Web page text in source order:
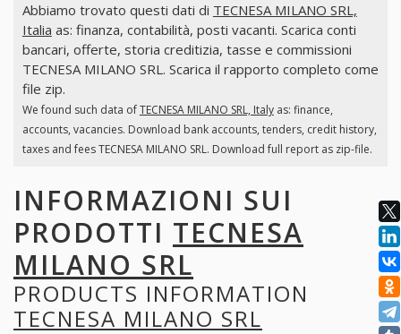
Abbiamo trovato questi dati di TECNESA MILANO SRL,
Italia as: finanza, contabilità, posti vacanti. Scarica conti
bancari, offerte, storia creditizia, tasse e commissioni
TECNESA MILANO SRL. Scarica il rapporto completo come
file zip.
We found such data ofTECNESA MILANO SRL, Italyas: finance,
accounts, vacancies. Download bank accounts, tenders, credit history,
taxes and fees TECNESA MILANO SRL. Download full report as zip-file.
INFORMAZIONI SUI
PRODOTTI TECNESA
MILANO SRL
PRODUCTS INFORMATION
TECNESA MILANO SRL